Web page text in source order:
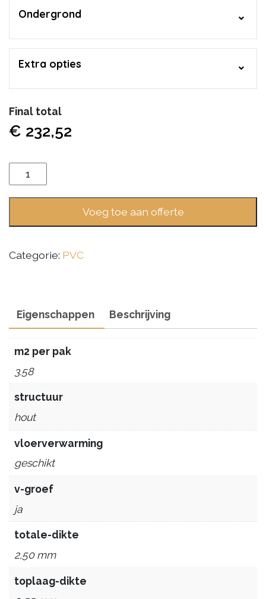
Ondergrond
Extra opties
Final total
€ 232,52
Vivafloors
Eiken
6860
Voeg toe aan offerte
Categorie: PVC
Eigenschappen Beschrijving
m2 per pak
3.58
structuur
hout
vloerverwarming
geschikt
v-groef
ja
totale-dikte
2,50 mm
toplaag-dikte